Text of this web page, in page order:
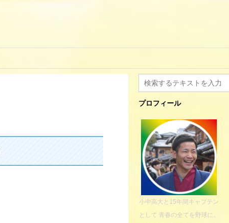
プロフィール
小中高大と15年間キャプテン
として 青春の全てを野球に。